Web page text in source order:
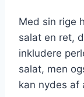
Med sin rige
salat en ret,
inkludere
salat, men
kan nydes af